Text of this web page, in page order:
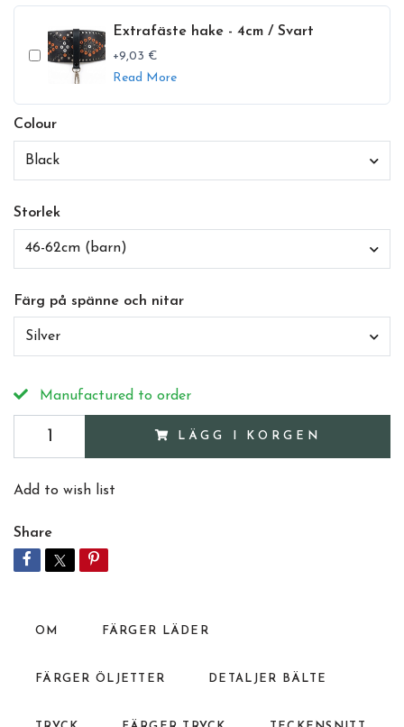
Extrafäste hake - 4cm / Svart
+9,03 €
Read More
Colour
Black
Storlek
46-62cm (barn)
Färg på spänne och nitar
Silver
Manufactured to order
LÄGG I KORGEN
Add to wish list
Share
OM FÄRGER LÄDER
FÄRGER ÖLJETTER DETALJER BÄLTE